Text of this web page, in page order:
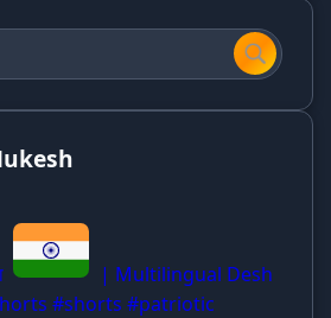
| Multilingual Desh
#shorts #patriotic